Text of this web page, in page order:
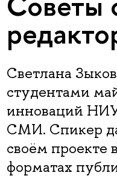
Светлана
студентами
инноваций
СМИ. Спикер
своём проекте
форматах